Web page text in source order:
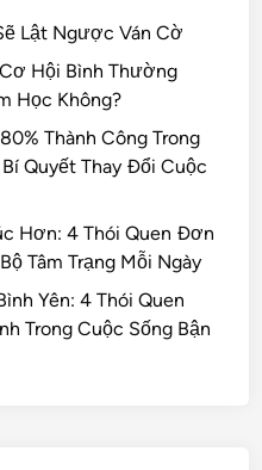
Lật Ngược Ván Cờ
Hội Bình Thường
Học Không?
Thành Công Trong
Quyết Thay Đổi Cuộc
Hơn: 4 Thói Quen Đơn
Tâm Trạng Mỗi Ngày
Yên: 4 Thói Quen
Trong Cuộc Sống Bận